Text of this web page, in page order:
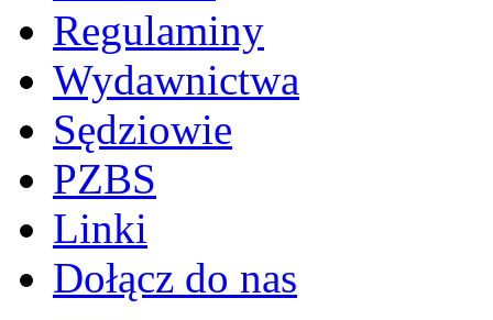
Regulaminy
Wydawnictwa
Sędziowie
PZBS
Linki
Dołącz do nas